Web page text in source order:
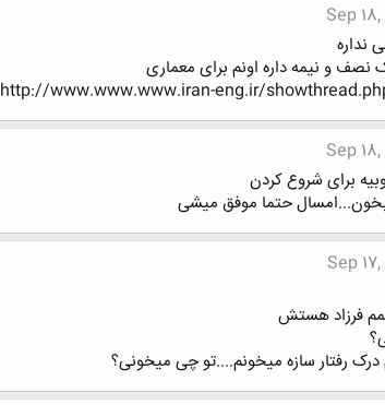
Sep 18,
نداره
نصف و نیمه داره اونم برای معماری
http://www.www.www.iran-eng.ir/
Sep 18,
برای شروع کردن
بخون...امسال حتما موفق میشی
Sep 17,
فرزاد هستش
درک رفتار سازه میخونم....تو چی میخونی؟